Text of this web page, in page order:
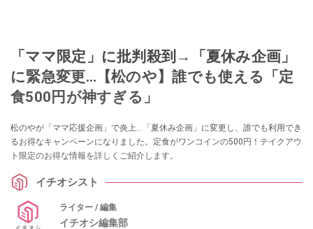
「ママ限定」に批判殺到→「夏休み企画」
に緊急変更…【松のや】誰でも使える「定
食500円が神すぎる」
松のやが「ママ応援企画」で炎上…「夏休み企画」に変更し、誰でも利用でき
るお得なキャンペーンになりました。定食がワンコインの500円！テイクアウ
ト限定のお得な情報を詳しくご紹介します。
イチオシスト
ライター / 編集
イチオシ編集部